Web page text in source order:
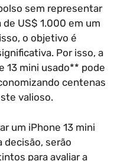
sem representar
US$ 1.000 em um
o objetivo é
Por isso, a
13 mini usado** pode
centenas
valioso.
um iPhone 13 mini
decisão, serão
para avaliar a